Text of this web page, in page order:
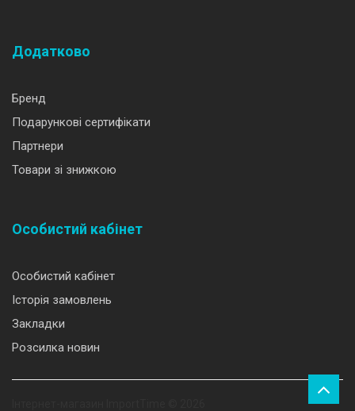
Додатково
Бренд
Подарункові сертифікати
Партнери
Товари зі знижкою
Особистий кабінет
Особистий кабінет
Історія замовлень
Закладки
Розсилка новин